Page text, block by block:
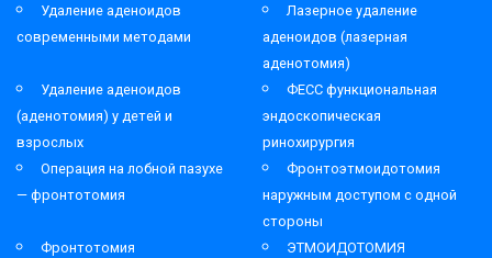
Удаление аденоидов
современными методами
Лазерное удаление
аденоидов (лазерная
аденотомия)
Удаление аденоидов
(аденотомия) у детей и
взрослых
ФЕСС функциональная
эндоскопическая
ринохирургия
Операция на лобной пазухе
— фронтотомия
Фронтоэтмоидотомия
наружным доступом с одной
стороны
Фронтотомия
ЭТМОИДОТОМИЯ